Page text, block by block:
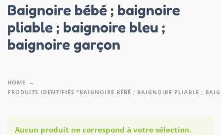
Baignoire bébé ; baignoire
pliable ; baignoire bleu ;
baignoire garçon
HOME
PRODUITS IDENTIFIÉS “BAIGNOIRE BÉBÉ ; BAIGNOIRE PLIABLE ;
Aucun produit ne correspond à votre sélection.